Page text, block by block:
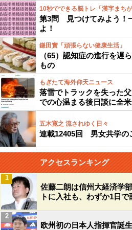
10秒でできる脳トレ「漢字まちが
第3問 見つけてみよう！
よ！
鎌田實「頑張らない健康生活」
（65）認知症の進行を遅
もの
もぎたて海外仰天ニュース
落雷でトラックを失った
での心温まる後日談に全
五木寛之 流されゆく日々
連載12405回 男女共学
アクセスランキング
佐藤二朗は信州大経済学
トに入社も、わずか1日
1
欧州初の日本人指揮官誕
2